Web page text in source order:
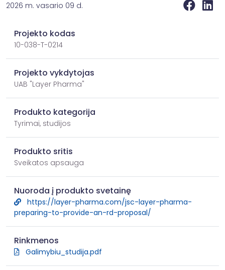
2026 m. vasario 09 d.
Projekto kodas
10-038-T-0214
Projekto vykdytojas
UAB "Layer Pharma"
Produkto kategorija
Tyrimai, studijos
Produkto sritis
Sveikatos apsauga
Nuoroda į produkto svetainę
https://layer-pharma.com/jsc-layer-pharma-
preparing-to-provide-an-rd-proposal/
Rinkmenos
Galimybiu_studija.pdf